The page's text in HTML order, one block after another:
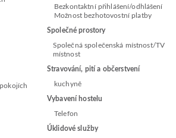
Bezkontaktní přihlášení/odhlášení
Možnost bezhotovostní platby
Společné prostory
Společná společenská místnost/TV
místnost
Stravování, pití a občerstvení
kuchyně
Vybavení hostelu
Telefon
Úklidové služby